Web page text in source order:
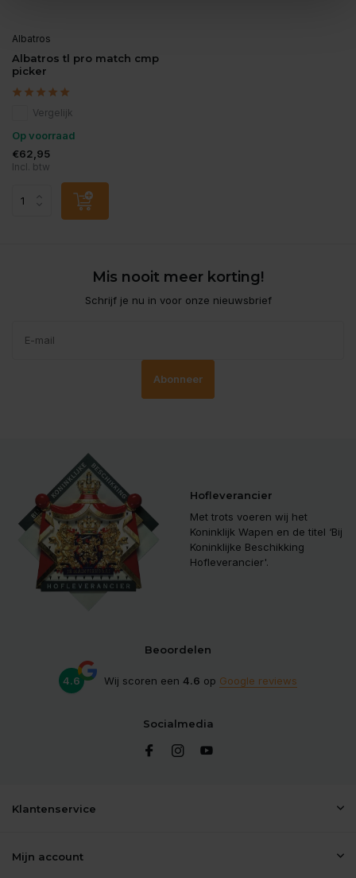
Albatros
Albatros tl pro match cmp
picker
Vergelijk
Op voorraad
€62,95
Incl. btw
Mis nooit meer korting!
Schrijf je nu in voor onze nieuwsbrief
Abonneer
Hofleverancier
Met trots voeren wij het
Koninklijk Wapen en de titel ‘Bij
Koninklijke Beschikking
Hofleverancier'.
Beoordelen
4.6 Wij scoren een 4.6 op Google reviews
Socialmedia
Klantenservice
Mijn account